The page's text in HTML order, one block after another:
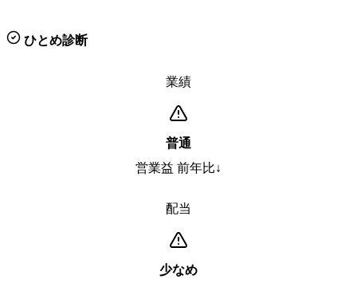
ひとめ診断
業績
普通
営業益 前年比↓
配当
少なめ